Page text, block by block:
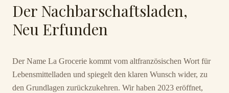
Der Nachbarschaftsladen,
Neu Erfunden
Der Name La Grocerie kommt vom altfranzösischen Wort für
Lebensmittelladen und spiegelt den klaren Wunsch wider, zu
den Grundlagen zurückzukehren. Wir haben 2023 eröffnet,